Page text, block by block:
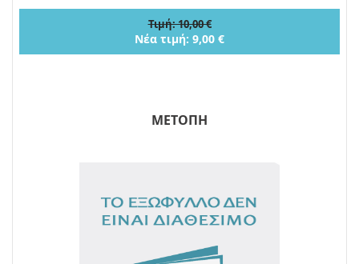
Τιμή: 10,00 €
Νέα τιμή: 9,00 €
ΜΕΤΟΠΗ